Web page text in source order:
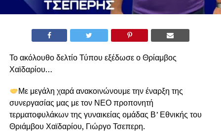
Το ακόλουθο δελτίο Τύπου εξέδωσε ο Θρίαμβος
Χαϊδαρίου…
Με μεγάλη χαρά ανακοινώνουμε την έναρξη της
συνεργασίας μας με τον ΝΕΟ προπονητή
τερματοφυλάκων της γυναικείας ομάδας Β’ Εθνικής του
Θριάμβου Χαϊδαρίου, Γιώργο Τσεπερη.